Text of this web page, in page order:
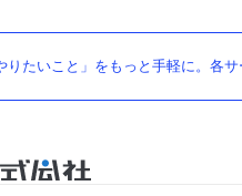
りたいこと」をもっと手軽に。各